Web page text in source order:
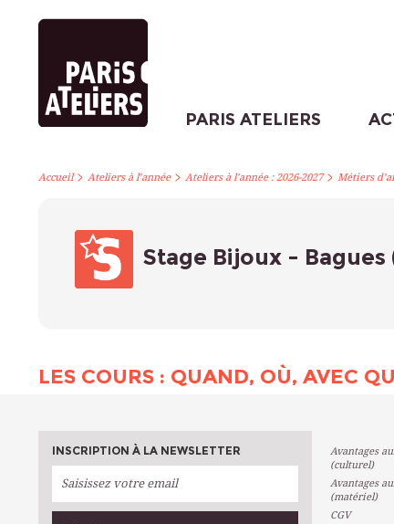
PARIS ATELIERS
Accueil> Ateliers à l’année> Ateliers à l’année : 2026-2027> Métiers
Stage Bijoux - Bagues
LES COURS : QUAND, OÙ, AVEC
INSCRIPTION À LA NEWSLETTER
Avantages
(culturel)
Avantages
(matériel)
CGV